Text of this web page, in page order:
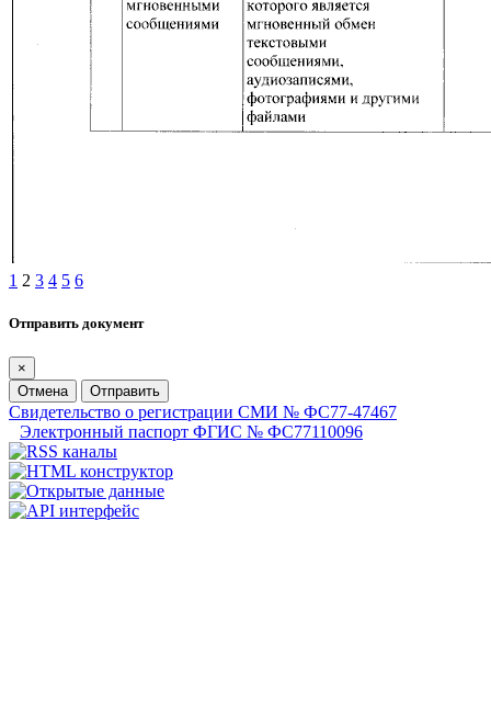
1 2 3 4 5 6
Отправить документ
×
Отмена
Отправить
Свидетельство о регистрации СМИ № ФС77-47467
Электронный паспорт ФГИС № ФС77110096